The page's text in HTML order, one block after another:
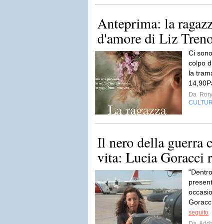
Anteprima: la
d'amore di Liz
Ci
colpo
la
Da
Il nero della guerra
vita: Lucia Goracci
seguito